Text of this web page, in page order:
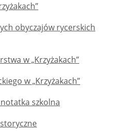
obyczajów rycerskich
w „Krzyżakach”
w „Krzyżakach”
szkolna